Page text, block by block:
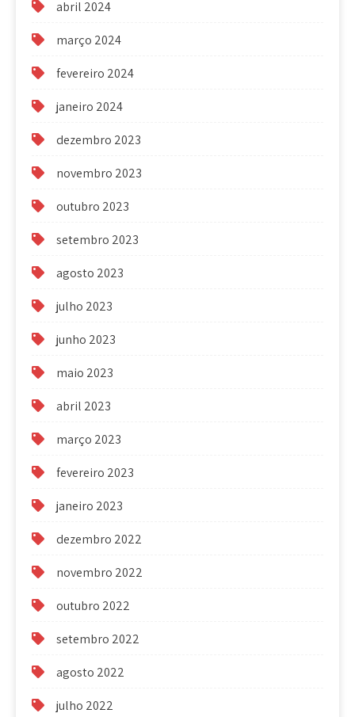
abril 2024
março 2024
fevereiro 2024
janeiro 2024
dezembro 2023
novembro 2023
outubro 2023
setembro 2023
agosto 2023
julho 2023
junho 2023
maio 2023
abril 2023
março 2023
fevereiro 2023
janeiro 2023
dezembro 2022
novembro 2022
outubro 2022
setembro 2022
agosto 2022
julho 2022